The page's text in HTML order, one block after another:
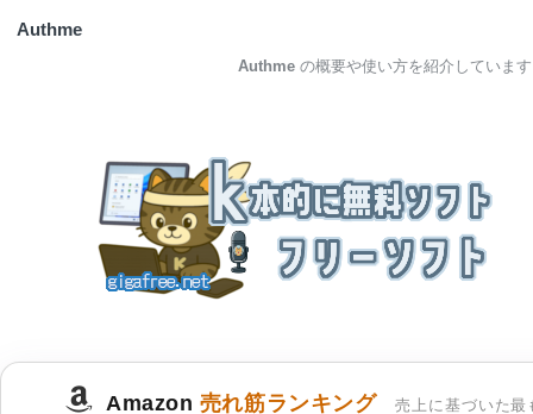
Authme
Authme の概要や使い方を紹介しています
Amazon 売れ筋ランキング 売上に基づいた最